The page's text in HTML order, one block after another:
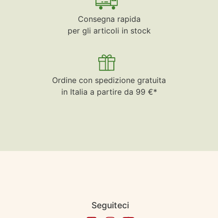
Consegna rapida
per gli articoli in stock
Ordine con spedizione gratuita
in Italia a partire da 99 €*
Seguiteci